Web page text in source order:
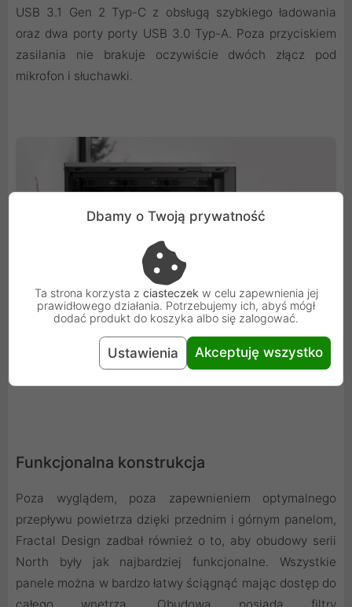
USB 3.1 Gen 2 Typ-C z obsługą szybkiego ładowania
oraz dwa porty porty USB 3.0 Typ-A. Poza przyciskiem
zasilania nie brakuje oczywiście dwóch złącz pod
mikrofon i słuchawki.
Funkcjonalna konstrukcja
Poza wyglądem, poza zapewnieniem optymalnego
przepływu powietrza dzięki przednim i górnym panelom,
Fractal Design zadbał również o to, aby obudowy serii
North były jak najbardziej funkcjonalne. Wszystkie
panele można w bardzo łatwy ściągnąć mając dostęp do
Dbamy o Twoją prywatność
Ta strona korzysta z ciasteczek w celu zapewnienia jej
prawidłowego działania. Potrzebujemy ich, abyś mógł
dodać produkt do koszyka albo się zalogować.
Ustawienia Akceptuję wszystko